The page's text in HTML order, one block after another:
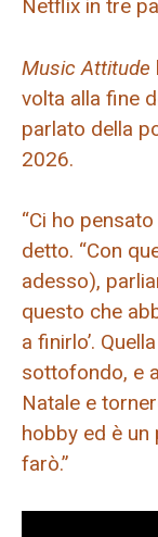
Netflix in tre
Music Attitude
volta alla fine
parlato della
2026.
“Ci ho
detto. “Con
adesso),
questo che
a finirlo’.
sottofondo, e
Natale e
hobby ed è
farò.”